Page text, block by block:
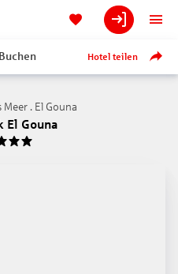
Buchen Hotel teilen
. El Gouna
El Gouna